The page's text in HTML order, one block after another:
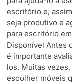
escritório e,
seja produtivo e
para escritório
Disponível Antes
é importante
los. Muitas
escolher móveis